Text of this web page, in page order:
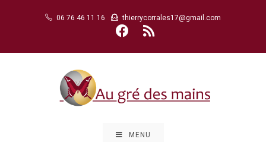
06 76 46 11 16 thierrycorrales17@gmail.com
MENU